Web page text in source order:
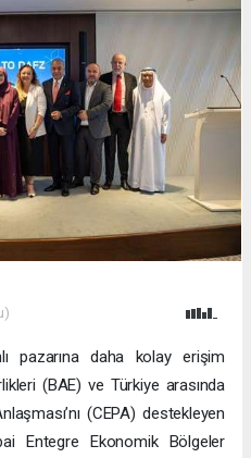
pazarına daha kolay erişim
(BAE) ve Türkiye arasında
(CEPA) destekleyen
Entegre Ekonomik Bölgeler